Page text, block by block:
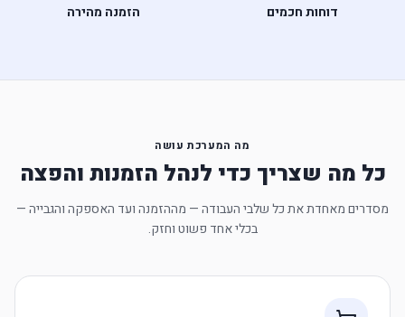
דוחות חכמים הזמנה מהירה
מה המערכת עושה
כל מה שצריך כדי לנהל הזמנות והפצה
מסדרים מאחדת את כל שלבי העבודה — מההזמנה ועד האספקה והגבייה —
בכלי אחד פשוט וחזק.